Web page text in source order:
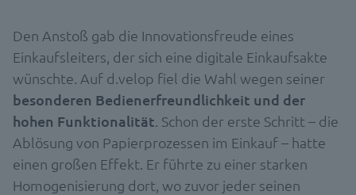
Den Anstoß gab die Innovationsfreude eines
Einkaufsleiters, der sich eine digitale Einkaufsakte
wünschte. Auf d.velop fiel die Wahl wegen seiner
besonderen Bedienerfreundlichkeit und der
hohen Funktionalität. Schon der erste Schritt – die
Ablösung von Papierprozessen im Einkauf – hatte
einen großen Effekt. Er führte zu einer starken
Homogenisierung dort, wo zuvor jeder seinen